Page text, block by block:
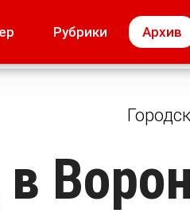
Рубрики Архив
МОЁ! Плюс